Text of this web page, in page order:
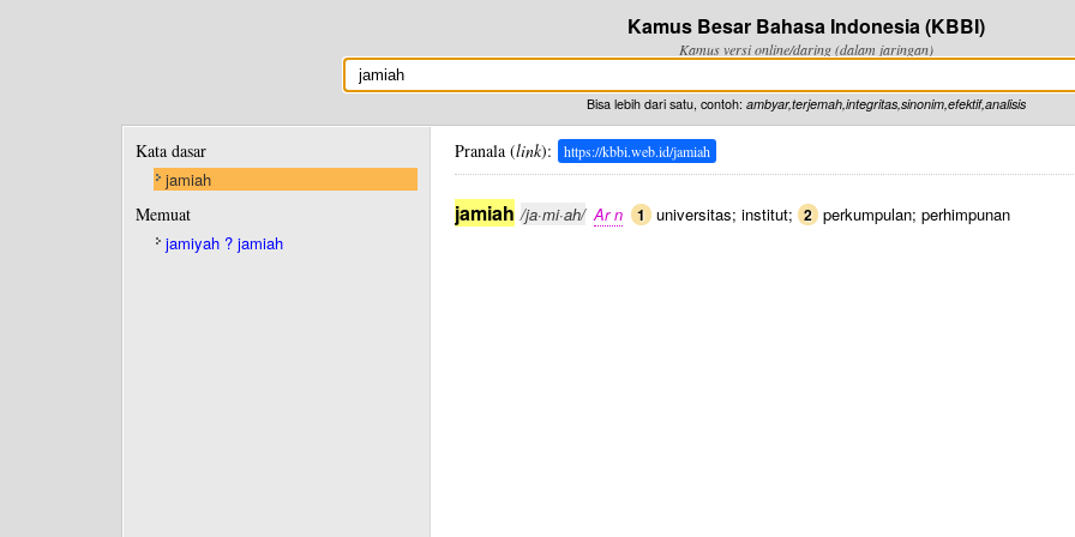
Kamus Besar Bahasa Indonesia (KBBI)
Kamus versi online/daring (dalam jaringan)
Bisa lebih dari satu, contoh: ambyar,terjemah,integritas,sinonim,efektif,analisis
Kata dasar
jamiah
Memuat
jamiyah ? jamiah
Pranala (link): https://kbbi.web.id/jamiah
jamiah /ja·mi·ah/ Ar n 1 universitas; institut; 2 perkumpulan; perhimpunan